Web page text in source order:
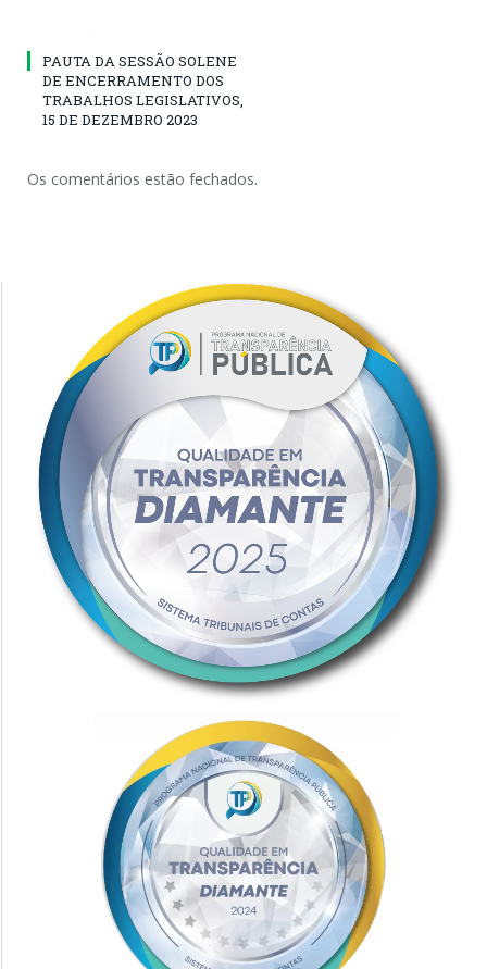
PAUTA DA SESSÃO SOLENE
DE ENCERRAMENTO DOS
TRABALHOS LEGISLATIVOS,
15 DE DEZEMBRO 2023
Os comentários estão fechados.